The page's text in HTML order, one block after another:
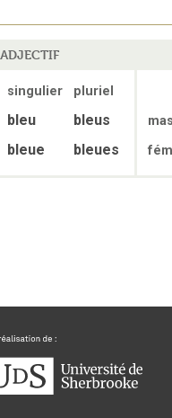
ADJECTIF
singulier
pluriel
bleu bleus
bleue bleues